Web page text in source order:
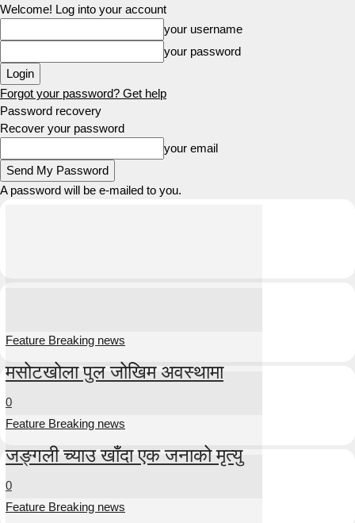
Welcome! Log into your account
your username
your password
Forgot your password? Get help
Password recovery
Recover your password
your email
A password will be e-mailed to you.
Feature Breaking news
मसोटखोला पुल जोखिम अवस्थामा
0
Feature Breaking news
जङ्गली च्याउ खाँदा एक जनाको मृत्यु
0
Feature Breaking news